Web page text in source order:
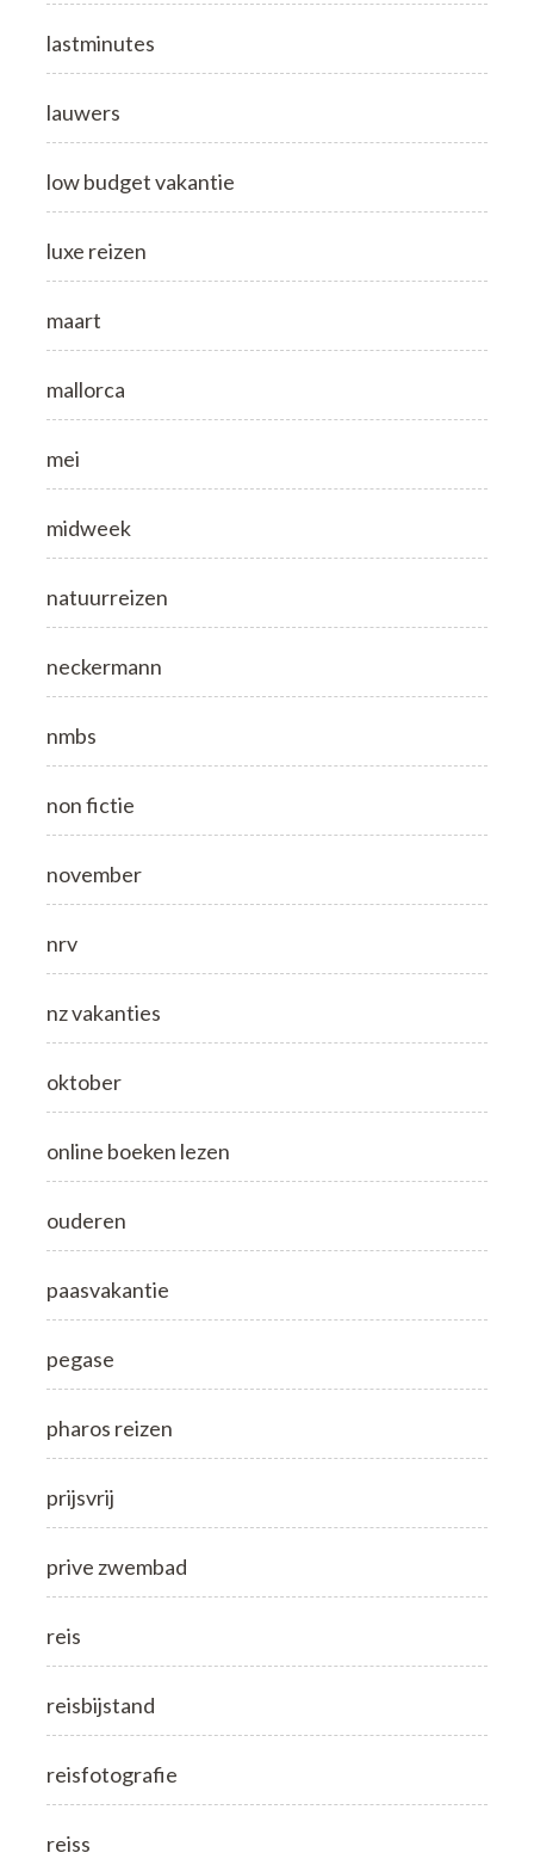
lastminutes
lauwers
low budget vakantie
luxe reizen
maart
mallorca
mei
midweek
natuurreizen
neckermann
nmbs
non fictie
november
nrv
nz vakanties
oktober
online boeken lezen
ouderen
paasvakantie
pegase
pharos reizen
prijsvrij
prive zwembad
reis
reisbijstand
reisfotografie
reiss